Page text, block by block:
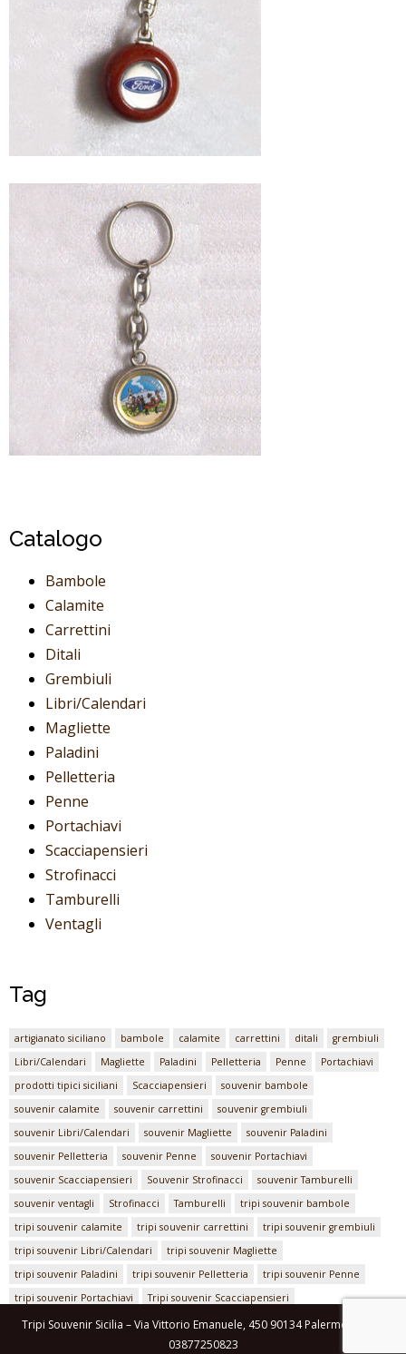
Catalogo
Bambole
Calamite
Carrettini
Ditali
Grembiuli
Libri/Calendari
Magliette
Paladini
Pelletteria
Penne
Portachiavi
Scacciapensieri
Strofinacci
Tamburelli
Ventagli
Tag
artigianato siciliano bambole calamite carrettini ditali
grembiuli
Libri/Calendari
Magliette Paladini Pelletteria Penne
Portachiavi
prodotti tipici siciliani
Scacciapensieri
souvenir bambole
souvenir calamite
souvenir carrettini
souvenir grembiuli
souvenir Libri/Calendari
souvenir Magliette
souvenir Paladini
souvenir Pelletteria
souvenir Penne
souvenir Portachiavi
souvenir Scacciapensieri
Souvenir Strofinacci
souvenir Tamburelli
souvenir ventagli
Strofinacci Tamburelli
tripi souvenir bambole
tripi souvenir calamite
tripi souvenir carrettini
tripi souvenir grembiuli
tripi souvenir Libri/Calendari
tripi souvenir Magliette
tripi souvenir Paladini
tripi souvenir Pelletteria
tripi souvenir Penne
tripi souvenir Portachiavi
Tripi souvenir Scacciapensieri
Tripi souvenir Strofinacci
Tripi souvenir Tamburelli
tripi souvenir ventagli
Tripi Souvenir Sicilia – Via Vittorio Emanuele, 450 90134 Palermo – P.IVA
03877250823